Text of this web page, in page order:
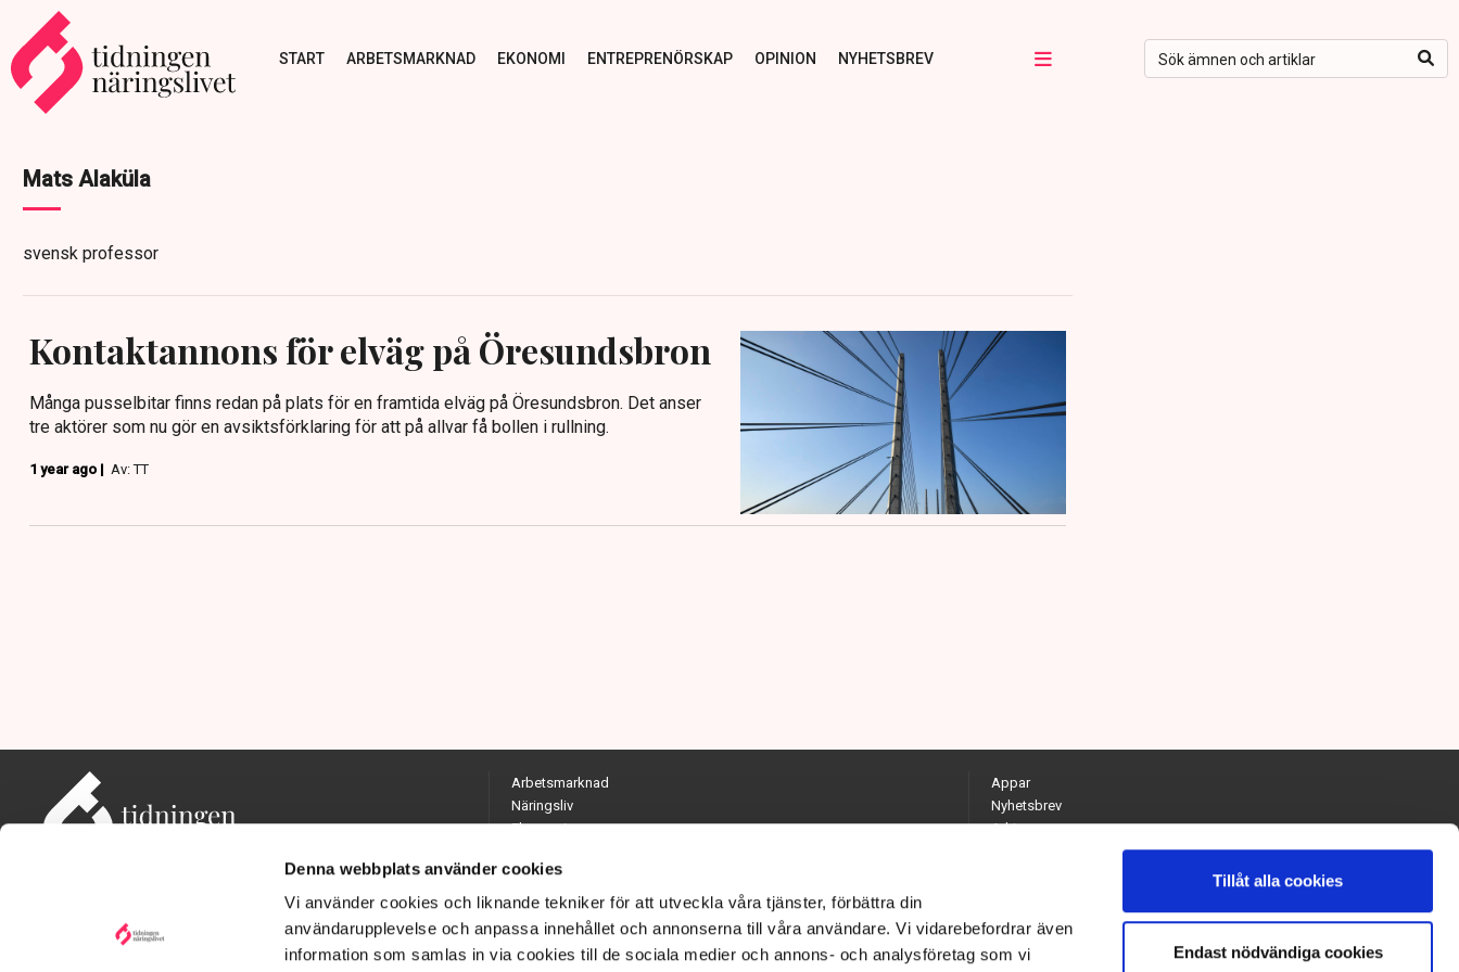
Denna webbplats använder cookies
Vi använder cookies och liknande tekniker för att utveckla våra tjänster, förbättra din
användarupplevelse och anpassa innehållet och annonserna till våra användare. Vi vidarebefordrar även
information som samlas in via cookies till de sociala medier och annons- och analysföretag som vi
Tillåt alla cookies
Endast nödvändiga cookies
START ARBETSMARKNAD EKONOMI ENTREPRENÖRSKAP OPINION NYHETSBREV
Mats Alaküla
svensk professor
Kontaktannons för elväg på Öresundsbron
Många pusselbitar finns redan på plats för en framtida elväg på Öresundsbron. Det anser
tre aktörer som nu gör en avsiktsförklaring för att på allvar få bollen i rullning.
1 year ago | Av: TT
Adress: Tidningen Näringslivet, 114 82 Stockholm
Arbetsmarknad
Näringsliv
Ekonomi
Opinion
Hållbarhet
Utrikes
Quiz
Appar
Nyhetsbrev
Arkiv
Kontakta redaktionen
Chefredaktör och ansvarig utgivare: